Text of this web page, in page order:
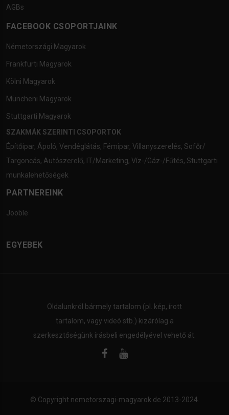
AGBs
FACEBOOK CSOPORTJAINK
Németországi Magyarok
Frankfurti Magyarok
Kölni Magyarok
Müncheni Magyarok
Stuttgarti Magyarok
SZAKMÁK SZERINTI CSOPORTOK
Építőipar, Ápoló, Vendéglátás, Fémipar, Villanyszerelés, Sofőr/
Targoncás, Autószerelő, IT/Marketing, Víz-/Gáz-/Fűtés, Stuttgarti
munkalehetőségek
PARTNEREINK
Jooble
EGYEBEK
Oldalunkról bármely tartalom (pl. kép, írott
tartalom, vagy videó stb.) kizárólag a
szerkesztőségünk írásbeli engedélyével vehető át.
© Copyright nemetorszagi-magyarok.de 2013-2024.